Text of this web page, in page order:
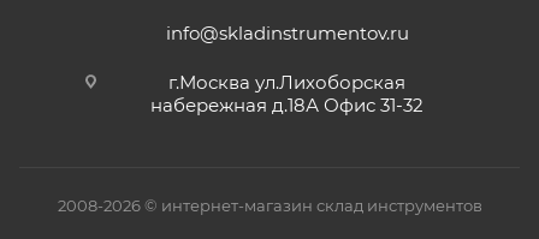
info@skladinstrumentov.ru
г.Москва ул.Лихоборская
набережная д.18А Офис 31-32
2008-2026 © интернет-магазин склад инструментов